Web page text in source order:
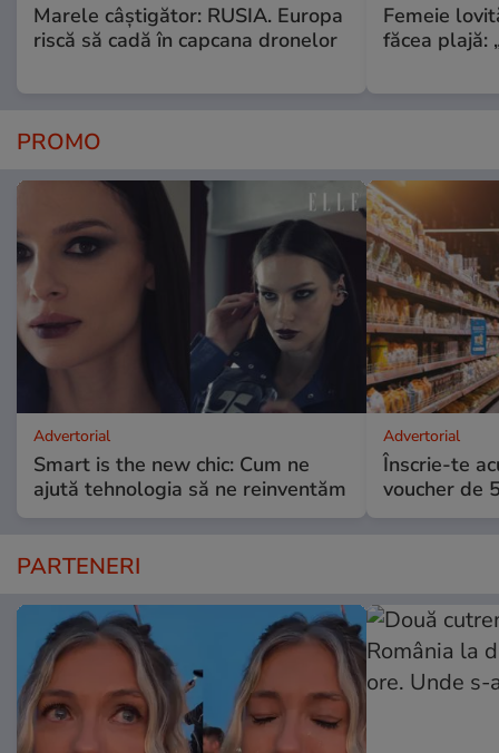
Marele câștigător: RUSIA. Europa
riscă să cadă în capcana dronelor
Femeie
făcea plajă:
PROMO
Advertorial
Smart is the new chic: Cum ne
ajută tehnologia să ne reinventăm
Advertorial
Înscrie-te
voucher de
PARTENERI